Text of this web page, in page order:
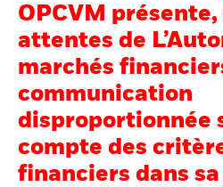
Nous connaître
Thèmes
ETF iShares
OPCVM
attentes de
marchés
communication
disproportionnée
compte des
financiers dans